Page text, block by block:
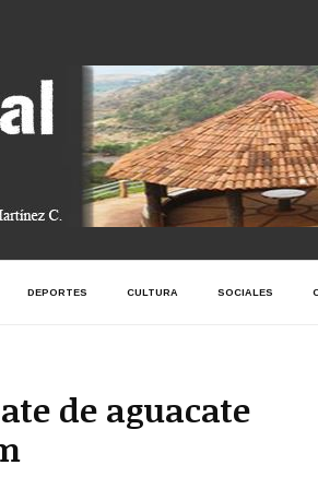
DEPORTES CULTURA SOCIALES
de aguacate